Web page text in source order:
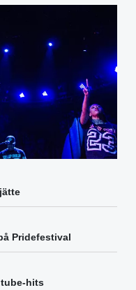
Pridefestival
hits